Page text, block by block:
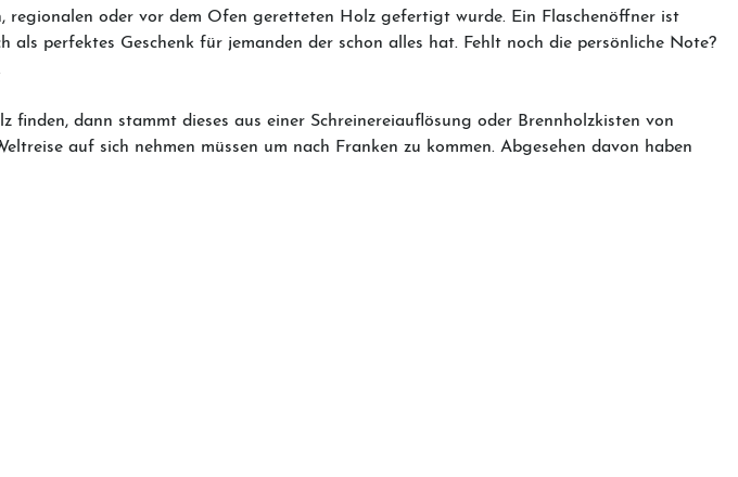
regionalen oder vor dem Ofen geretteten Holz gefertigt wurde. Ein Flaschenöffner ist
perfektes Geschenk für jemanden der schon alles hat. Fehlt noch die persönliche Note?
dann stammt dieses aus einer Schreinereiauflösung oder Brennholzkisten von
auf sich nehmen müssen um nach Franken zu kommen. Abgesehen davon haben